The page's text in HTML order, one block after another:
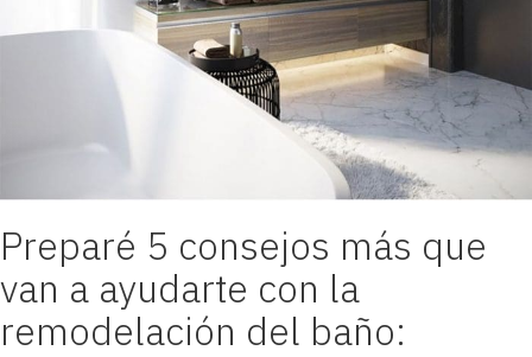
Preparé 5 consejos más que
van a ayudarte con la
remodelación del baño: